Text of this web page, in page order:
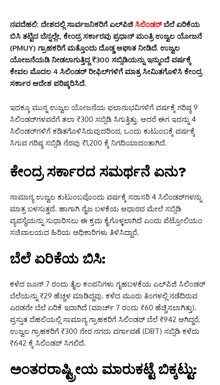
ನವದೆಹಲಿ: ದೇಶದಲ್ಲಿ ಸಾರ್ವಜನಿಕರಿಗೆ ಎಲ್‌ಪಿಜಿ ಸಿಲಿಂಡರ್ಬೆಲೆ ಏರಿಕೆಯ
ಬಿಸಿ ತಟ್ಟಿದ ಬೆನ್ನಲ್ಲೇ, ಕೇಂದ್ರ ಸರ್ಕಾರವು ಪ್ರಧಾನ್ ಮಂತ್ರಿ ಉಜ್ವಲ ಯೋಜನೆ
(PMUY) ಗ್ರಾಹಕರಿಗೆ ಮತ್ತೊಂದು ದೊಡ್ಡ ಆಘಾತ ನೀಡಿದೆ. ಉಜ್ವಲ
ಯೋಜನೆಯಡಿ ನೀಡಲಾಗುತ್ತಿದ್ದ ₹300 ಸಬ್ಸಿಡಿಯನ್ನು ಇನ್ಮುಂದೆ ವರ್ಷಕ್ಕೆ
ಕೇವಲ ಮೊದಲ 4 ಸಿಲಿಂಡರ್‌ ರೀಫಿಲ್‌ಗಳಿಗೆ ಮಾತ್ರ ಸೀಮಿತಗೊಳಿಸಿ ಕೇಂದ್ರ
ಸರ್ಕಾರ ಆದೇಶ ಪರಿಷ್ಕರಿಸಿದೆ.
ಇದಕ್ಕೂ ಮುನ್ನ ಉಜ್ವಲ ಯೋಜನೆಯ ಫಲಾನುಭವಿಗಳಿಗೆ ವರ್ಷಕ್ಕೆ ಗರಿಷ್ಠ 9
ಸಿಲಿಂಡರ್‌ಗಳವರೆಗೆ ತಲಾ ₹300 ಸಬ್ಸಿಡಿ ಸಿಗುತ್ತಿತ್ತು. ಆದರೆ ಈಗ ಇದನ್ನು 4
ಸಿಲಿಂಡರ್‌ಗಳಿಗೆ ಕಡಿತಗೊಳಿಸಿರುವುದರಿಂದ, ಒಂದು ಕುಟುಂಬಕ್ಕೆ ವರ್ಷಕ್ಕೆ
ಸಿಗುವ ಗರಿಷ್ಠ ಸಬ್ಸಿಡಿ ನೆರವು ₹1,200 ಕ್ಕೆ ನಿಗದಿಯಾದಂತಾಗಿದೆ.
ಕೇಂದ್ರ ಸರ್ಕಾರದ ಸಮರ್ಥನೆ ಏನು?
ಸಾಮಾನ್ಯ ಉಜ್ವಲ ಕುಟುಂಬವೊಂದು ವರ್ಷಕ್ಕೆ ಸರಾಸರಿ 4 ಸಿಲಿಂಡರ್‌ಗಳನ್ನು
ಮಾತ್ರ ಬಳಸುತ್ತದೆ. ಹಾಗಾಗಿ ನೈಜ ಬಳಕೆಯ ಆಧಾರದ ಮೇಲೆ ಸಬ್ಸಿಡಿ
ವ್ಯವಸ್ಥೆಯನ್ನು ಸುಧಾರಿಸಲು ಈ ಕ್ರಮ ಕೈಗೊಳ್ಳಲಾಗಿದೆ ಎಂದು ಪೆಟ್ರೋಲಿಯಂ
ಸಚಿವಾಲಯದ ಹಿರಿಯ ಅಧಿಕಾರಿಗಳು ತಿಳಿಸಿದ್ದಾರೆ.
ಬೆಲೆ ಏರಿಕೆಯ ಬಿಸಿ:
ಕಳೆದ ಜೂನ್ 7 ರಂದು ತೈಲ ಕಂಪನಿಗಳು ಗೃಹಬಳಕೆಯ ಎಲ್‌ಪಿಜಿ ಸಿಲಿಂಡರ್
ಬೆಲೆಯನ್ನು ₹29 ಹೆಚ್ಚಳ ಮಾಡಿದ್ದವು. ಕಳೆದ ಮೂರು ತಿಂಗಳಲ್ಲಿ ನಡೆದಿರುವ
ಎರಡನೇ ಬೆಲೆ ಏರಿಕೆ ಇದಾಗಿದೆ (ಮಾರ್ಚ್ 7 ರಂದು ₹60 ಹೆಚ್ಚಿಸಲಾಗಿತ್ತು).
ಪ್ರಸ್ತುತ ದೆಹಲಿಯಲ್ಲಿ ಸಾಮಾನ್ಯ ಗ್ರಾಹಕರಿಗೆ ಸಿಲಿಂಡರ್ ಬೆಲೆ ₹942 ಆಗಿದ್ದರೆ,
ಉಜ್ವಲ ಗ್ರಾಹಕರಿಗೆ ₹300 ನೇರ ನಗದು ವರ್ಗಾವಣೆ (DBT) ಸಬ್ಸಿಡಿ ಕಳೆದು
₹642 ಕ್ಕೆ ಸಿಲಿಂಡರ್ ಸಿಗಲಿದೆ.
ಅಂತರರಾಷ್ಟ್ರೀಯ ಮಾರುಕಟ್ಟೆ ಬಿಕ್ಕಟ್ಟು: